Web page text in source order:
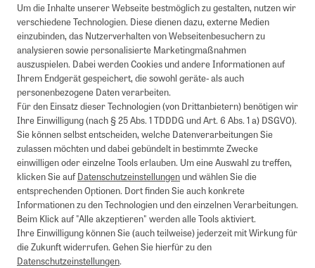
Um die Inhalte unserer Webseite bestmöglich zu gestalten, nutzen wir
verschiedene Technologien. Diese dienen dazu, externe Medien
einzubinden, das Nutzerverhalten von Webseitenbesuchern zu
analysieren sowie personalisierte Marketingmaßnahmen
auszuspielen. Dabei werden Cookies und andere Informationen auf
Ihrem Endgerät gespeichert, die sowohl geräte- als auch
personenbezogene Daten verarbeiten.
Für den Einsatz dieser Technologien (von Drittanbietern) benötigen wir
Ihre Einwilligung (nach § 25 Abs. 1 TDDDG und Art. 6 Abs. 1 a) DSGVO).
Sie können selbst entscheiden, welche Datenverarbeitungen Sie
zulassen möchten und dabei gebündelt in bestimmte Zwecke
einwilligen oder einzelne Tools erlauben. Um eine Auswahl zu treffen,
klicken Sie aufDatenschutzeinstellungenund wählen Sie die
entsprechenden Optionen. Dort finden Sie auch konkrete
Informationen zu den Technologien und den einzelnen Verarbeitungen.
Beim Klick auf "Alle akzeptieren" werden alle Tools aktiviert.
Ihre Einwilligung können Sie (auch teilweise) jederzeit mit Wirkung für
die Zukunft widerrufen. Gehen Sie hierfür zu den
Datenschutzeinstellungen.